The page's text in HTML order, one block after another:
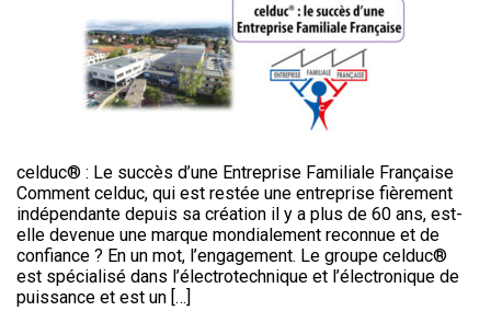
celduc® : Le succès d’une Entreprise Familiale Française
Comment celduc, qui est restée une entreprise fièrement
indépendante depuis sa création il y a plus de 60 ans, est-
elle devenue une marque mondialement reconnue et de
confiance ? En un mot, l’engagement. Le groupe celduc®
est spécialisé dans l’électrotechnique et l’électronique de
puissance et est un […]